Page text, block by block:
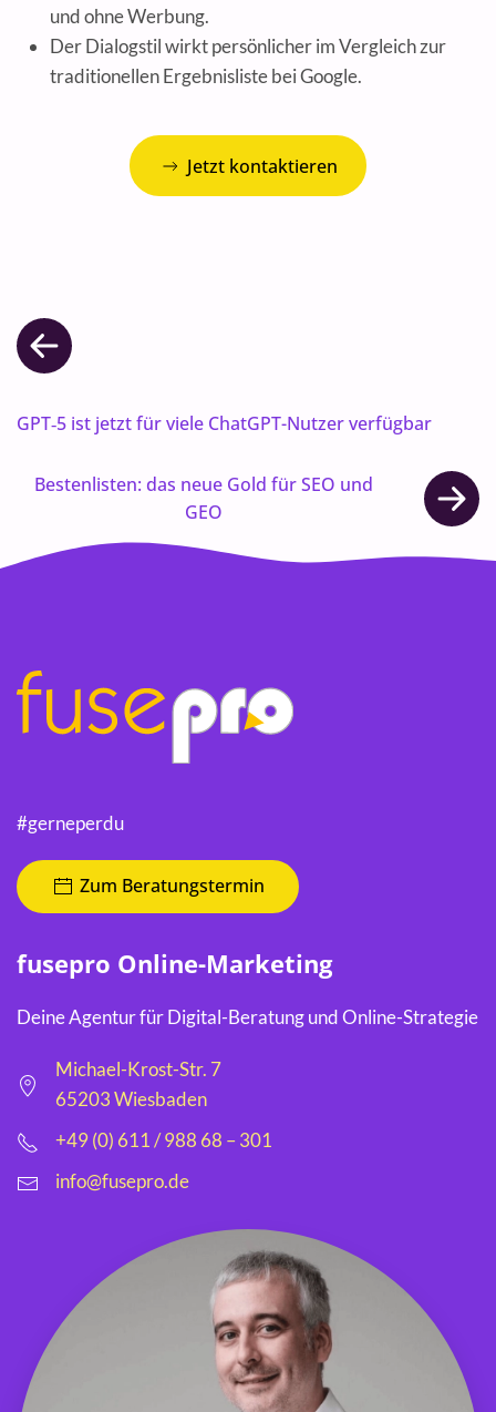
und ohne Werbung.
Der Dialogstil wirkt persönlicher im Vergleich zur
traditionellen Ergebnisliste bei Google.
Jetzt kontaktieren
GPT‑5 ist jetzt für viele ChatGPT-Nutzer verfügbar
Bestenlisten: das neue Gold für SEO und
GEO
#gerneperdu
Zum Beratungstermin
fusepro Online-Marketing
Deine Agentur für Digital-Beratung und Online-Strategie
Michael-Krost-Str. 7
65203 Wiesbaden
+49 (0) 611 / 988 68 – 301
info@fusepro.de